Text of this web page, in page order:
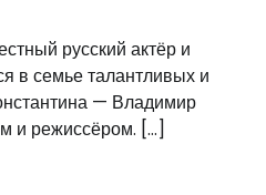
русский актёр и
в семье талантливых и
— Владимир
и режиссёром. […]